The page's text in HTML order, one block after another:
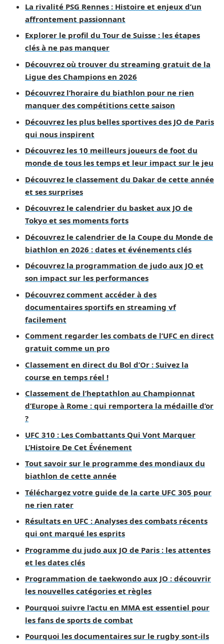
La rivalité PSG Rennes : Histoire et enjeux d’un
affrontement passionnant
Explorer le profil du Tour de Suisse : les étapes
clés à ne pas manquer
Découvrez où trouver du streaming gratuit de la
Ligue des Champions en 2026
Découvrez l’horaire du biathlon pour ne rien
manquer des compétitions cette saison
Découvrez les plus belles sportives des JO de Paris
qui nous inspirent
Découvrez les 10 meilleurs joueurs de foot du
monde de tous les temps et leur impact sur le jeu
Découvrez le classement du Dakar de cette année
et ses surprises
Découvrez le calendrier du basket aux JO de
Tokyo et ses moments forts
Découvrez le calendrier de la Coupe du Monde de
biathlon en 2026 : dates et événements clés
Découvrez la programmation de judo aux JO et
son impact sur les performances
Découvrez comment accéder à des
documentaires sportifs en streaming vf
facilement
Comment regarder les combats de l’UFC en direct
gratuit comme un pro
Classement en direct du Bol d’Or : Suivez la
course en temps réel !
Classement de l’heptathlon au Championnat
d’Europe à Rome : qui remportera la médaille d’or
?
UFC 310 : Les Combattants Qui Vont Marquer
L’Histoire De Cet Événement
Tout savoir sur le programme des mondiaux du
biathlon de cette année
Téléchargez votre guide de la carte UFC 305 pour
ne rien rater
Résultats en UFC : Analyses des combats récents
qui ont marqué les esprits
Programme du judo aux JO de Paris : les attentes
et les dates clés
Programmation de taekwondo aux JO : découvrir
les nouvelles catégories et règles
Pourquoi suivre l’actu en MMA est essentiel pour
les fans de sports de combat
Pourquoi les documentaires sur le rugby sont-ils